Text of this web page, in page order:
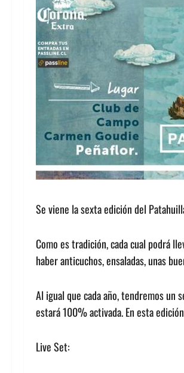
Se viene la sexta edición del
Como es tradición, cada cual podrá
haber anticuchos, ensaladas, unas
Al igual que cada año, tendremos un
estará 100% activada. En esta
Live Set: